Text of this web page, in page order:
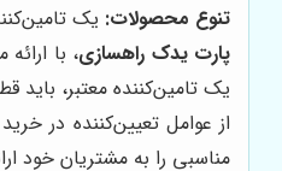
تنوع محصولات: یک
پارت یدک راهسازی، با
یک تامین‌کننده معتبر، باید
از عوامل تعیین‌کننده در
مناسبی را به مشتریان خود